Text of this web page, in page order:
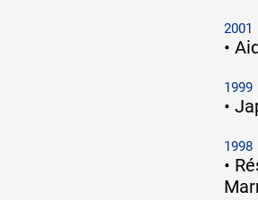
2001
•
1999
•
1998
•